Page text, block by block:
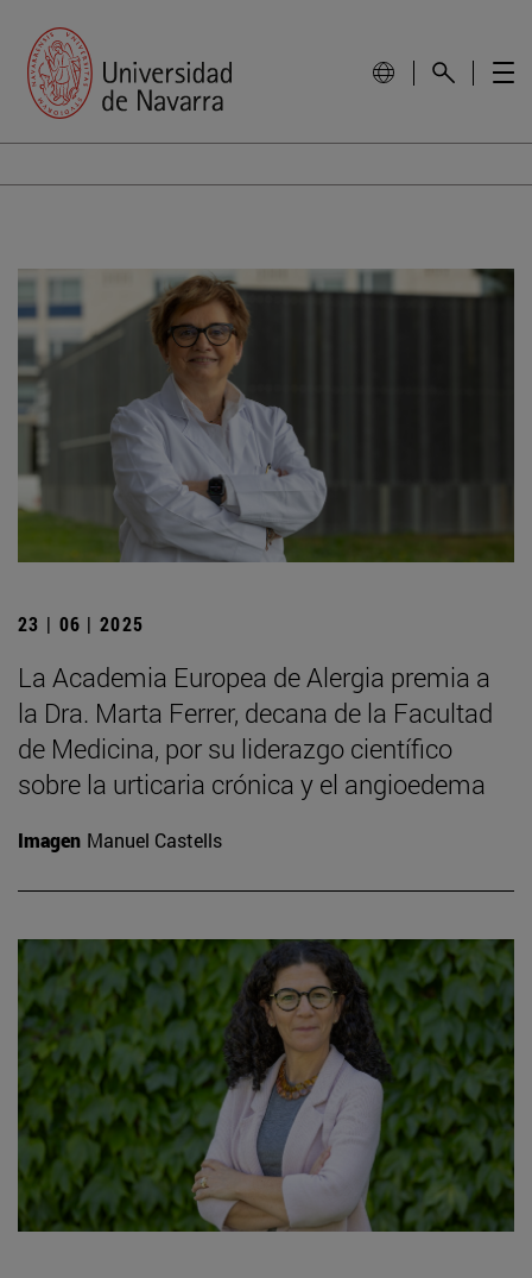
23 | 06 | 2025
La Academia Europea de Alergia premia a
la Dra. Marta Ferrer, decana de la Facultad
de Medicina, por su liderazgo científico
sobre la urticaria crónica y el angioedema
Imagen Manuel Castells